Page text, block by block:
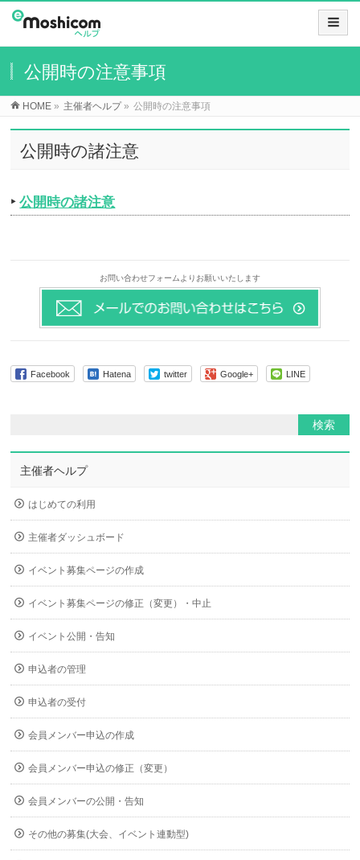
公開時の注意事項
HOME » 主催者ヘルプ» 公開時の注意事項
公開時の諸注意
‣公開時の諸注意
お問い合わせフォームよりお願いいたします
Facebook Hatena twitter Google+ LINE
主催者ヘルプ
はじめての利用
主催者ダッシュボード
イベント募集ページの作成
イベント募集ページの修正（変更）・中止
イベント公開・告知
申込者の管理
申込者の受付
会員メンバー申込の作成
会員メンバー申込の修正（変更）
会員メンバーの公開・告知
その他の募集(大会、イベント連動型)